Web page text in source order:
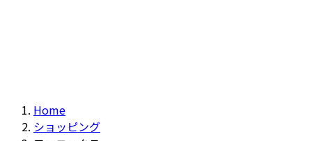
Home
ショッピング